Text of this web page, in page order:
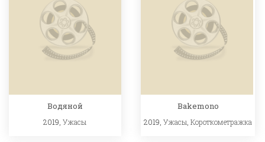
Водяной
2019,Ужасы
Bakemono
2019,Ужасы ,Короткометражка